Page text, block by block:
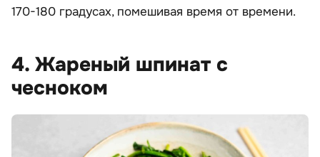
170-180 градусах, помешивая время от времени.
4. Жареный шпинат с
чесноком